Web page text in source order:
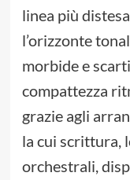
linea più
l’orizzonte
morbide e
compattezza
grazie agli
la cui scrittura,
orchestrali,